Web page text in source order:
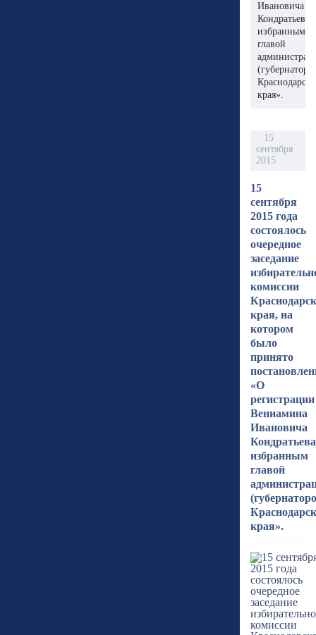
Ивановича
Кондратьева
избранным
главой
края».
15
сентября
2015
15
сентября
2015 года
состоялось
очередное
заседание
комиссии
края, на
котором
было
принято
«О
регистрации
Вениамина
Ивановича
Кондратьева
избранным
главой
края».